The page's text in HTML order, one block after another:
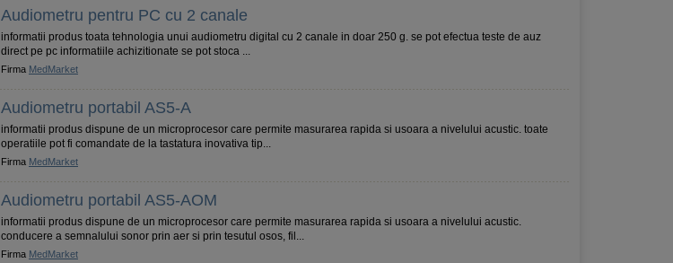
Audiometru pentru PC cu 2 canale
informatii produs toata tehnologia unui audiometru digital cu 2 canale in doar 250 g. se pot efectua teste de auz
direct pe pc informatiile achizitionate se pot stoca ...
Firma MedMarket
Audiometru portabil AS5-A
informatii produs dispune de un microprocesor care permite masurarea rapida si usoara a nivelului acustic. toate
operatiile pot fi comandate de la tastatura inovativa tip...
Firma MedMarket
Audiometru portabil AS5-AOM
informatii produs dispune de un microprocesor care permite masurarea rapida si usoara a nivelului acustic.
conducere a semnalului sonor prin aer si prin tesutul osos, fil...
Firma MedMarket